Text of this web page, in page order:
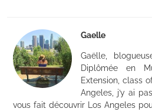
Gaelle
Gaëlle,
Diplômée en
Extension, class
Angeles, j’y ai
vous fait découvrir Los Angeles